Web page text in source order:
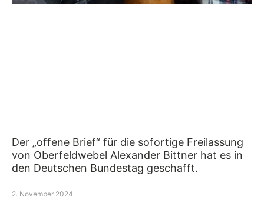
Der „offene Brief“ für die sofortige Freilassung
von Oberfeldwebel Alexander Bittner hat es in
den Deutschen Bundestag geschafft.
2. November 2024